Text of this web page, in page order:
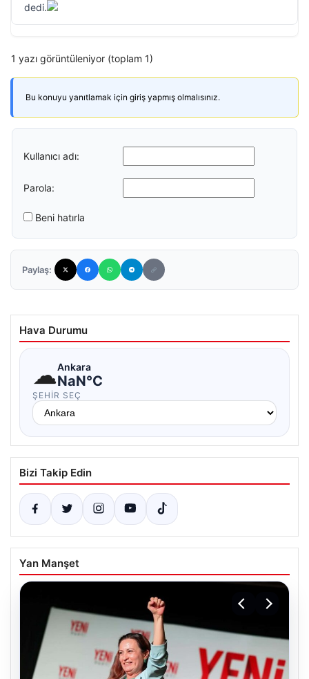
dedi.
1 yazı görüntüleniyor (toplam 1)
Bu konuyu yanıtlamak için giriş yapmış olmalısınız.
Kullanıcı adı:
Parola:
Beni hatırla
Paylaş:
Hava Durumu
☁Ankara
NaN°C
ŞEHIR SEÇ
Bizi Takip Edin
Yan Manşet